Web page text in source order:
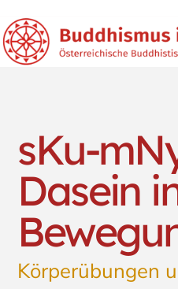
sKu-
Dasein
Körperübungen